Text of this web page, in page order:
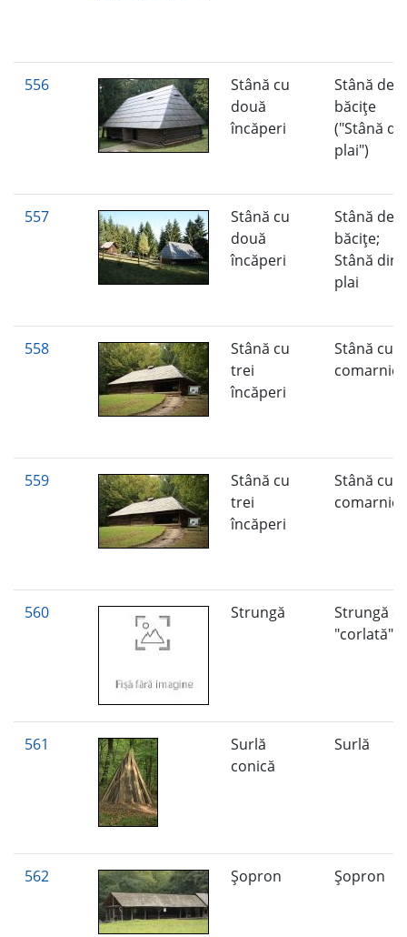
556
Stână cu
două
încăperi
Stână de
băciţe
("Stână
plai")
557
Stână cu
două
încăperi
Stână de
băciţe;
Stână din
plai
558
Stână cu
trei
încăperi
Stână cu
comarnic
559
Stână cu
trei
încăperi
Stână cu
comarnic
560 Strungă
Strungă
"corlată"
561
Surlă
conică
Surlă
562 Şopron Şopron